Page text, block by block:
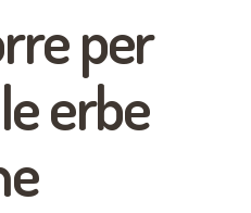
per
erbe